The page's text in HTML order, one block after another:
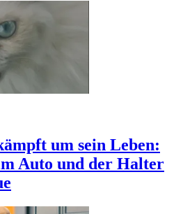
um sein Leben:
Auto und der Halter